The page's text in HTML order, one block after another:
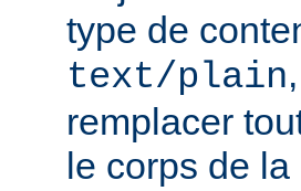
type de
text/plain
remplacer
le corps de